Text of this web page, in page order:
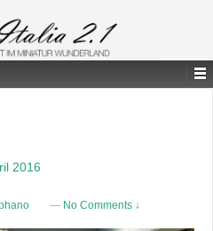
2016
— No Comments ↓